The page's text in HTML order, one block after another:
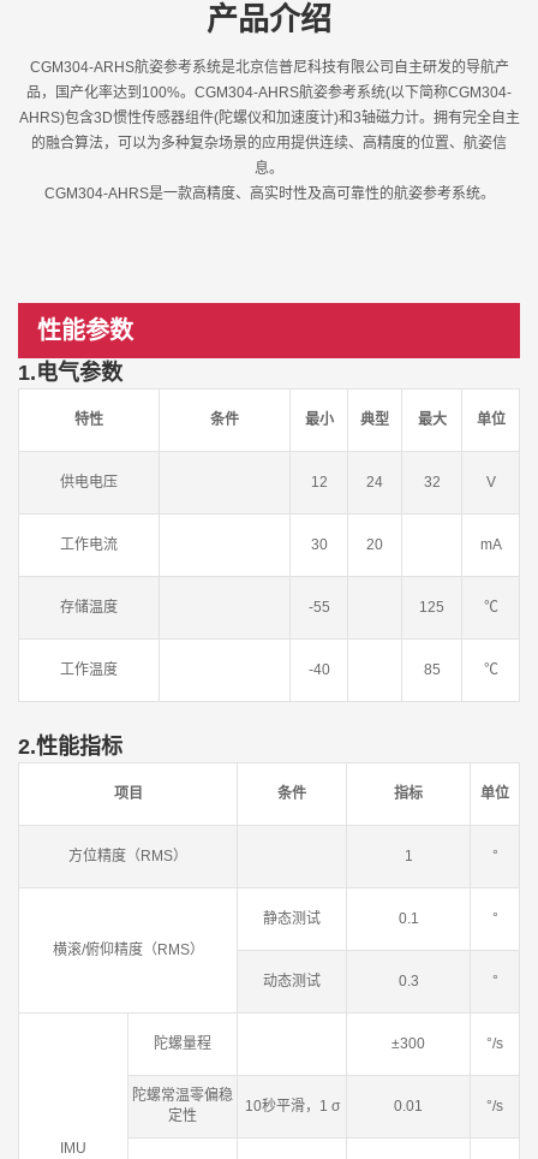
产品介绍
CGM304-ARHS航姿参考系统是北京信普尼科技有限公司自主研发的导航产
品，国产化率达到100%。CGM304-AHRS航姿参考系统(以下简称CGM304-
AHRS)包含3D惯性传感器组件(陀螺仪和加速度计)和3轴磁力计。拥有完全自主
的融合算法，可以为多种复杂场景的应用提供连续、高精度的位置、航姿信
息。
CGM304-AHRS是一款高精度、高实时性及高可靠性的航姿参考系统。
性能参数
1.电气参数
特性 条件 最小 典型 最大 单位
供电电压 12 24 32 V
工作电流 30 20 mA
存储温度 -55 125 ℃
工作温度 -40 85 ℃
2.性能指标
项目 条件 指标 单位
方位精度（RMS） 1 °
横滚/俯仰精度（RMS）
静态测试 0.1 °
动态测试 0.3 °
IMU
陀螺量程 ±300 °/s
陀螺常温零偏稳
定性
10秒平滑，1 σ 0.01 °/s